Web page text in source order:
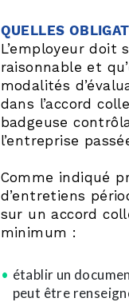
QUELLES
L’employeur doit
raisonnable et
modalités
dans l’accord
badgeuse
l’entreprise
Comme indiqué
d’entretiens
sur un accord
minimum :
établir un
peut être